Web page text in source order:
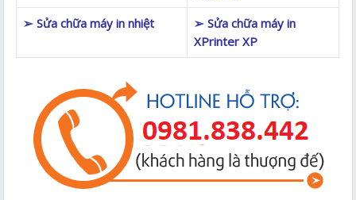
➢ Sửa chữa máy in nhiệt
➢ Sửa chữa máy in
XPrinter XP